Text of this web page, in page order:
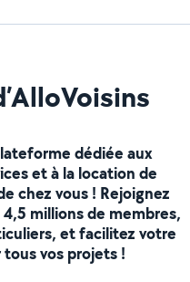
dédiée aux
et à la location de
chez vous ! Rejoignez
millions de membres,
et facilitez votre
vos projets !